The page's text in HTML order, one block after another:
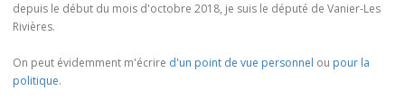
depuis le début du mois d'octobre 2018, je suis le député de Vanier-Les
Rivières.
On peut évidemment m'écrire d'un point de vue personnel ou pour la
politique.